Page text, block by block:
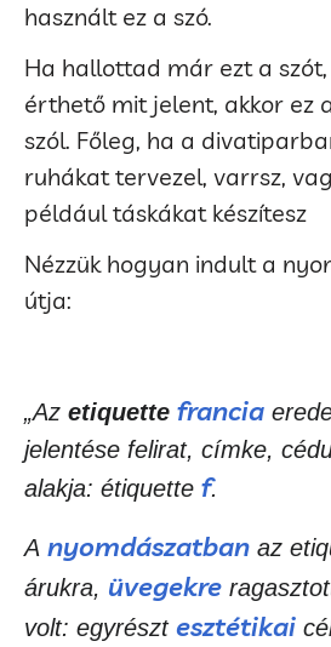
használt ez a szó.
Ha hallottad már ezt a
érthető mit jelent, akkor ez
szól. Főleg, ha a
ruhákat tervezel, varrsz,
például táskákat készítesz
Nézzük hogyan indult a
útja:
„Az etiquette francia
jelentése felirat, címke,
alakja: étiquette f.
A nyomdászatban az
árukra, üvegekre
volt: egyrészt esztétikai